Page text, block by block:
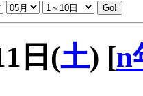
日(土) [n